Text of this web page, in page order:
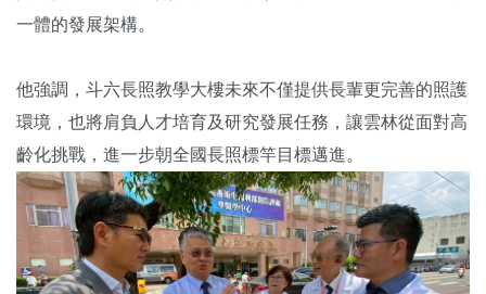
一體的發展架構。
他強調，斗六長照教學大樓未來不僅提供長輩更完善的照護
環境，也將肩負人才培育及研究發展任務，讓雲林從面對高
齡化挑戰，進一步朝全國長照標竿目標邁進。